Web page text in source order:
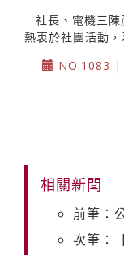
社長、電機三
熱衷於社團活動，
NO.1083 |
相關新聞
前筆：
次筆：